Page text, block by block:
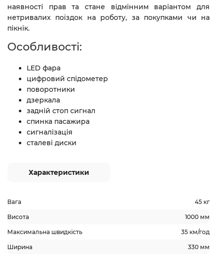
наявності прав та стане відмінним варіантом для
нетривалих поїздок на роботу, за покупками чи на
пікнік.
Особливості:
LED фара
цифровий спідометер
поворотники
дзеркала
задній стоп сигнал
спинка пасажира
сигналізація
сталеві диски
Характеристики
Вага 45 кг
Висота 1000 мм
Максимальна швидкість 35 км/год
Ширина 330 мм